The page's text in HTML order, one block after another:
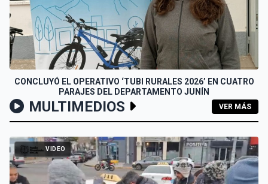
CONCLUYÓ EL OPERATIVO ‘TUBI RURALES 2026’ EN CUATRO
PARAJES DEL DEPARTAMENTO JUNÍN
MULTIMEDIOS VER MÁS
VIDEO